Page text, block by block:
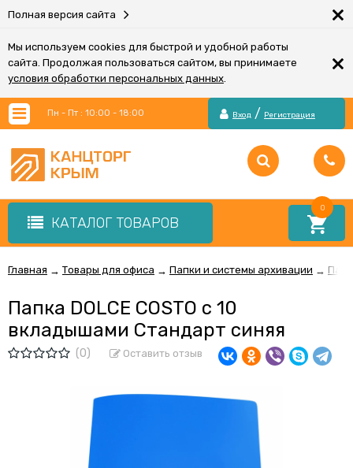
Полная версия сайта ×
Мы используем cookies для быстрой и удобной работы
сайта. Продолжая пользоваться сайтом, вы принимаете
условия обработки персональных данных.
×
Пн - Пт : 10:00 - 18:00 Вход / Регистрация
КАТАЛОГ ТОВАРОВ
0
Главная → Товары для офиса → Папки и системы архивации →
Папка DOLCE COSTO с 10
вкладышами Стандарт синяя
(0) Оставить отзыв